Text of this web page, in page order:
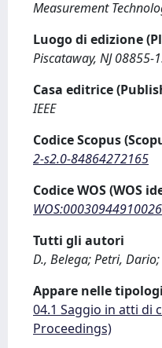
Measurement
Luogo di edizione
Piscataway, NJ 08855-
Casa editrice
IEEE
Codice Scopus
2-s2.0-84864272165
Codice WOS (WOS
Tutti gli autori
D., Belega; Petri,
Appare nelle
04.1 Saggio in atti di
Proceedings)